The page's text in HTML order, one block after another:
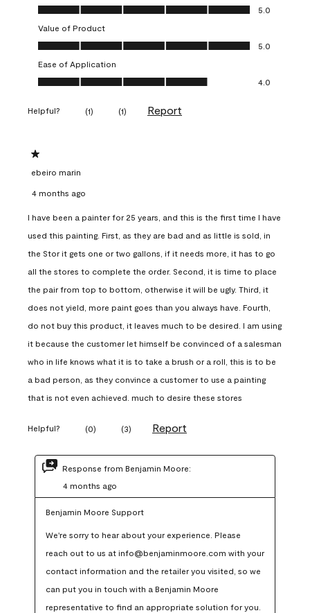
Quality of Product, 5.0 out of 5
5.0
Value of Product
Value of Product, 5.0 out of 5
5.0
Ease of Application
Ease of Application, 4.0 out of 5
4.0
Helpful? (1) (1) Report
1 out of 5 stars.
ebeiro marin
4 months ago
I have been a painter for 25 years, and this is the first time I have
used this painting. First, as they are bad and as little is sold, in
the Stor it gets one or two gallons, if it needs more, it has to go
all the stores to complete the order. Second, it is time to place
the pair from top to bottom, otherwise it will be ugly. Third, it
does not yield, more paint goes than you always have. Fourth,
do not buy this product, it leaves much to be desired. I am using
it because the customer let himself be convinced of a salesman
who in life knows what it is to take a brush or a roll, this is to be
a bad person, as they convince a customer to use a painting
that is not even achieved. much to desire these stores
Helpful? (0) (3) Report
Response from Benjamin Moore:
4 months ago
Benjamin Moore Support
We're sorry to hear about your experience. Please
reach out to us at info@benjaminmoore.com with your
contact information and the retailer you visited, so we
can put you in touch with a Benjamin Moore
representative to find an appropriate solution for you.